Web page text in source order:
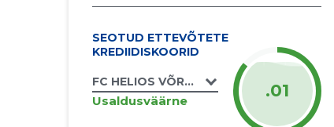
SEOTUD ETTEVÕTETE
KREDIIDISKOORID
FC HELIOS VÕRU MTÜ
Usaldusväärne .01